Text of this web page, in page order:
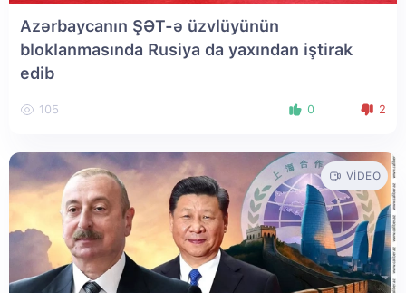
Azərbaycanın ŞƏT-ə üzvlüyünün
bloklanmasında Rusiya da yaxından iştirak
edib
105 0 2
VIDEO